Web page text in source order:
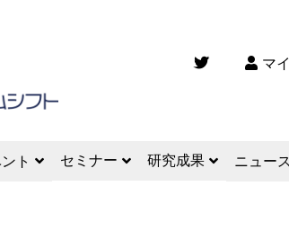
マ
ト セミナー 研究成果 ニュース